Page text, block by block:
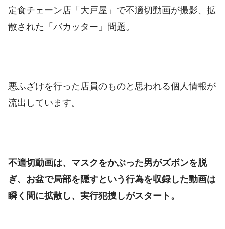
定食チェーン店「大戸屋」で不適切動画が撮影、拡
散された「バカッター」問題。
悪ふざけを行った店員のものと思われる個人情報が
流出しています。
不適切動画は、マスクをかぶった男がズボンを脱
ぎ、お盆で局部を隠すという行為を収録した動画は
瞬く間に拡散し、実行犯捜しがスタート。